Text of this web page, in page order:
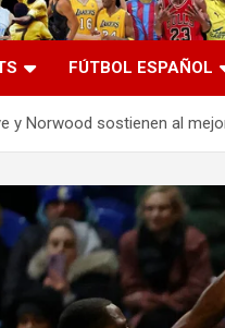
Digital
deportivo.
FÚTBOL ESPAÑOL
y Norwood sostienen al